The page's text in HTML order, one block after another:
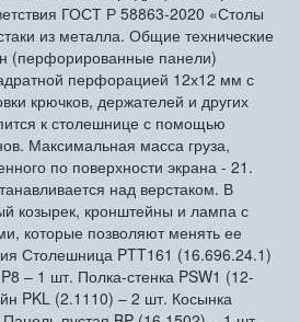
ГОСТ Р 58863-2020 «Столы
из металла. Общие технические
(перфорированные панели)
перфорацией 12х12 мм с
крючков, держателей и других
к столешнице с помощью
Максимальная масса груза,
по поверхности экрана - 21.
над верстаком. В
козырек, кронштейны и лампа с
которые позволяют менять ее
Столешница PTT161 (16.696.24.1)
– 1 шт. Полка-стенка PSW1 (12-
PKL (2.1110) – 2 шт. Косынка